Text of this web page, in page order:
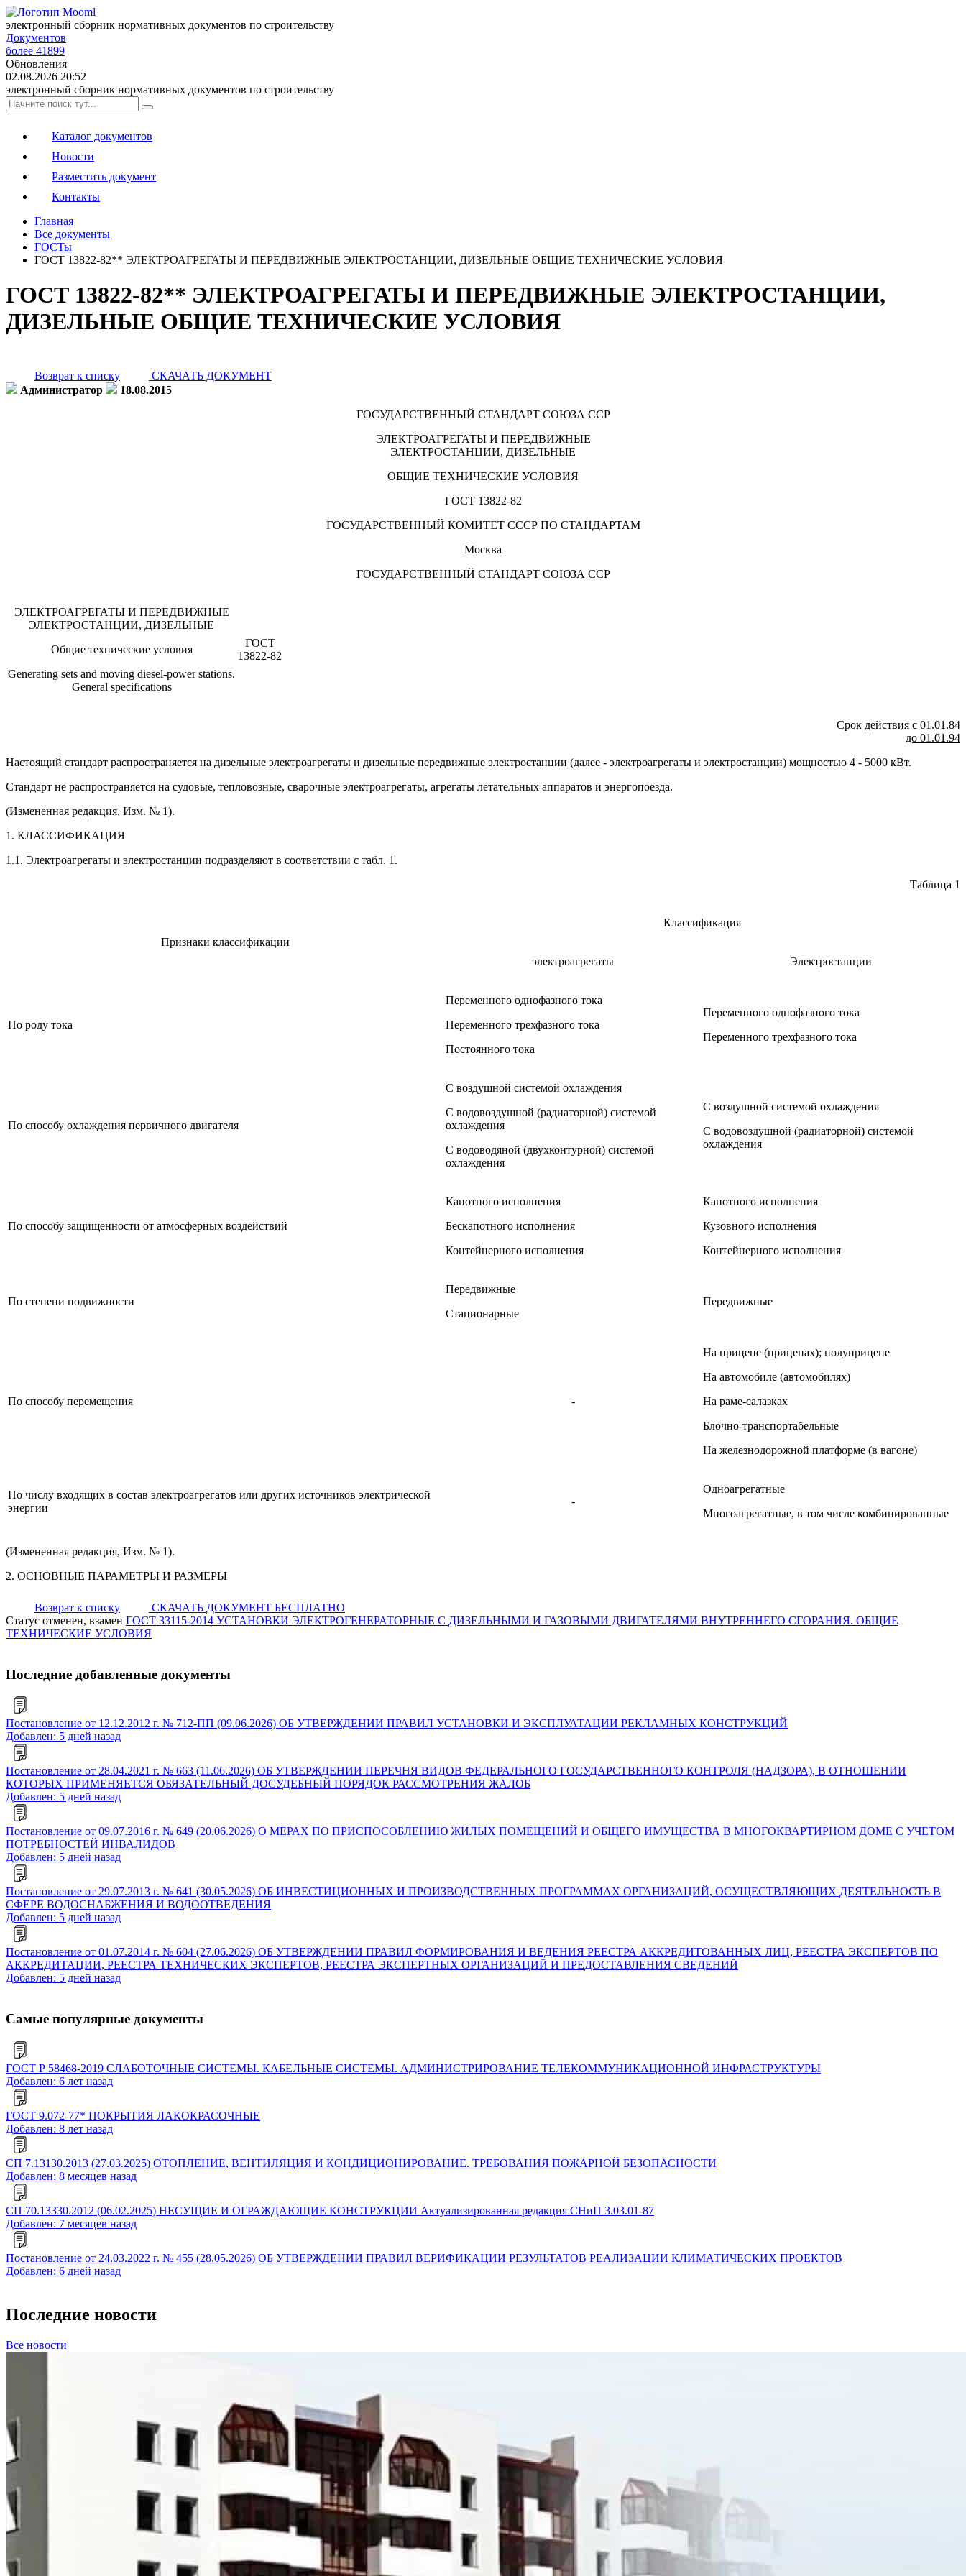
электронный сборник нормативных документов по строительству
Документов
более 41899
Обновления
02.08.2026 20:52
электронный сборник нормативных документов по строительству
Каталог документов
Новости
Разместить документ
Контакты
Главная
Все документы
ГОСТы
ГОСТ 13822-82** ЭЛЕКТРОАГРЕГАТЫ И ПЕРЕДВИЖНЫЕ ЭЛЕКТРОСТАНЦИИ, ДИЗЕЛЬНЫЕ ОБЩИЕ ТЕХНИЧЕСКИЕ УСЛОВИЯ
ГОСТ 13822-82** ЭЛЕКТРОАГРЕГАТЫ И ПЕРЕДВИЖНЫЕ ЭЛЕКТРОСТАНЦИИ,
ДИЗЕЛЬНЫЕ ОБЩИЕ ТЕХНИЧЕСКИЕ УСЛОВИЯ
Возврат к списку
СКАЧАТЬ ДОКУМЕНТ
Администратор
18.08.2015
ГОСУДАРСТВЕННЫЙ СТАНДАРТ СОЮЗА ССР
ЭЛЕКТРОАГРЕГАТЫ И ПЕРЕДВИЖНЫЕ
ЭЛЕКТРОСТАНЦИИ, ДИЗЕЛЬНЫЕ
ОБЩИЕ ТЕХНИЧЕСКИЕ УСЛОВИЯ
ГОСТ 13822-82
ГОСУДАРСТВЕННЫЙ КОМИТЕТ СССР ПО СТАНДАРТАМ
Москва
ГОСУДАРСТВЕННЫЙ СТАНДАРТ СОЮЗА ССР
ЭЛЕКТРОАГРЕГАТЫ И ПЕРЕДВИЖНЫЕ
ЭЛЕКТРОСТАНЦИИ, ДИЗЕЛЬНЫЕ
Общие технические условия
Generating sets and moving diesel-power stations.
General specifications
ГОСТ
13822-82
Срок действия с 01.01.84
до 01.01.94
Настоящий стандарт распространяется на дизельные электроагрегаты и дизельные передвижные электростанции (далее - электроагрегаты и электростанции) мощностью 4 - 5000 кВт.
Стандарт не распространяется на судовые, тепловозные, сварочные электроагрегаты, агрегаты летательных аппаратов и энергопоезда.
(Измененная редакция, Изм. № 1).
1. КЛАССИФИКАЦИЯ
1.1. Электроагрегаты и электростанции подразделяют в соответствии с табл. 1.
Таблица 1
Признаки классификации
Классификация
электроагрегаты Электростанции
По роду тока
Переменного однофазного тока
Переменного трехфазного тока
Постоянного тока
Переменного однофазного тока
Переменного трехфазного тока
По способу охлаждения первичного двигателя
С воздушной системой охлаждения
С водовоздушной (радиаторной) системой
охлаждения
С водоводяной (двухконтурной) системой
охлаждения
С воздушной системой охлаждения
С водовоздушной (радиаторной) системой
охлаждения
По способу защищенности от атмосферных воздействий
Капотного исполнения
Бескапотного исполнения
Контейнерного исполнения
Капотного исполнения
Кузовного исполнения
Контейнерного исполнения
По степени подвижности
Передвижные
Стационарные
Передвижные
По способу перемещения -
На прицепе (прицепах); полуприцепе
На автомобиле (автомобилях)
На раме-салазках
Блочно-транспортабельные
На железнодорожной платформе (в вагоне)
По числу входящих в состав электроагрегатов или других источников электрической
энергии
-
Одноагрегатные
Многоагрегатные, в том числе комбинированные
(Измененная редакция, Изм. № 1).
2. ОСНОВНЫЕ ПАРАМЕТРЫ И РАЗМЕРЫ
Возврат к списку
СКАЧАТЬ ДОКУМЕНТ БЕСПЛАТНО
Статус отменен, взамен ГОСТ 33115-2014 УСТАНОВКИ ЭЛЕКТРОГЕНЕРАТОРНЫЕ С ДИЗЕЛЬНЫМИ И ГАЗОВЫМИ ДВИГАТЕЛЯМИ ВНУТРЕННЕГО СГОРАНИЯ. ОБЩИЕ
ТЕХНИЧЕСКИЕ УСЛОВИЯ
Последние добавленные документы
Постановление от 12.12.2012 г. № 712-ПП (09.06.2026) ОБ УТВЕРЖДЕНИИ ПРАВИЛ УСТАНОВКИ И ЭКСПЛУАТАЦИИ РЕКЛАМНЫХ КОНСТРУКЦИЙ
Добавлен: 5 дней назад
Постановление от 28.04.2021 г. № 663 (11.06.2026) ОБ УТВЕРЖДЕНИИ ПЕРЕЧНЯ ВИДОВ ФЕДЕРАЛЬНОГО ГОСУДАРСТВЕННОГО КОНТРОЛЯ (НАДЗОРА), В ОТНОШЕНИИ
КОТОРЫХ ПРИМЕНЯЕТСЯ ОБЯЗАТЕЛЬНЫЙ ДОСУДЕБНЫЙ ПОРЯДОК РАССМОТРЕНИЯ ЖАЛОБ
Добавлен: 5 дней назад
Постановление от 09.07.2016 г. № 649 (20.06.2026) О МЕРАХ ПО ПРИСПОСОБЛЕНИЮ ЖИЛЫХ ПОМЕЩЕНИЙ И ОБЩЕГО ИМУЩЕСТВА В МНОГОКВАРТИРНОМ ДОМЕ С УЧЕТОМ
ПОТРЕБНОСТЕЙ ИНВАЛИДОВ
Добавлен: 5 дней назад
Постановление от 29.07.2013 г. № 641 (30.05.2026) ОБ ИНВЕСТИЦИОННЫХ И ПРОИЗВОДСТВЕННЫХ ПРОГРАММАХ ОРГАНИЗАЦИЙ, ОСУЩЕСТВЛЯЮЩИХ ДЕЯТЕЛЬНОСТЬ В
СФЕРЕ ВОДОСНАБЖЕНИЯ И ВОДООТВЕДЕНИЯ
Добавлен: 5 дней назад
Постановление от 01.07.2014 г. № 604 (27.06.2026) ОБ УТВЕРЖДЕНИИ ПРАВИЛ ФОРМИРОВАНИЯ И ВЕДЕНИЯ РЕЕСТРА АККРЕДИТОВАННЫХ ЛИЦ, РЕЕСТРА ЭКСПЕРТОВ ПО
АККРЕДИТАЦИИ, РЕЕСТРА ТЕХНИЧЕСКИХ ЭКСПЕРТОВ, РЕЕСТРА ЭКСПЕРТНЫХ ОРГАНИЗАЦИЙ И ПРЕДОСТАВЛЕНИЯ СВЕДЕНИЙ
Добавлен: 5 дней назад
Самые популярные документы
ГОСТ Р 58468-2019 СЛАБОТОЧНЫЕ СИСТЕМЫ. КАБЕЛЬНЫЕ СИСТЕМЫ. АДМИНИСТРИРОВАНИЕ ТЕЛЕКОММУНИКАЦИОННОЙ ИНФРАСТРУКТУРЫ
Добавлен: 6 лет назад
ГОСТ 9.072-77* ПОКРЫТИЯ ЛАКОКРАСОЧНЫЕ
Добавлен: 8 лет назад
СП 7.13130.2013 (27.03.2025) ОТОПЛЕНИЕ, ВЕНТИЛЯЦИЯ И КОНДИЦИОНИРОВАНИЕ. ТРЕБОВАНИЯ ПОЖАРНОЙ БЕЗОПАСНОСТИ
Добавлен: 8 месяцев назад
СП 70.13330.2012 (06.02.2025) НЕСУЩИЕ И ОГРАЖДАЮЩИЕ КОНСТРУКЦИИ Актуализированная редакция СНиП 3.03.01-87
Добавлен: 7 месяцев назад
Постановление от 24.03.2022 г. № 455 (28.05.2026) ОБ УТВЕРЖДЕНИИ ПРАВИЛ ВЕРИФИКАЦИИ РЕЗУЛЬТАТОВ РЕАЛИЗАЦИИ КЛИМАТИЧЕСКИХ ПРОЕКТОВ
Добавлен: 6 дней назад
Последние новости
Все новости